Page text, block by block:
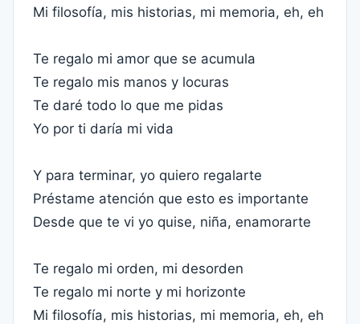
Mi filosofía, mis historias, mi memoria, eh, eh
Te regalo mi amor que se acumula
Te regalo mis manos y locuras
Te daré todo lo que me pidas
Yo por ti daría mi vida
Y para terminar, yo quiero regalarte
Préstame atención que esto es importante
Desde que te vi yo quise, niña, enamorarte
Te regalo mi orden, mi desorden
Te regalo mi norte y mi horizonte
Mi filosofía, mis historias, mi memoria, eh, eh